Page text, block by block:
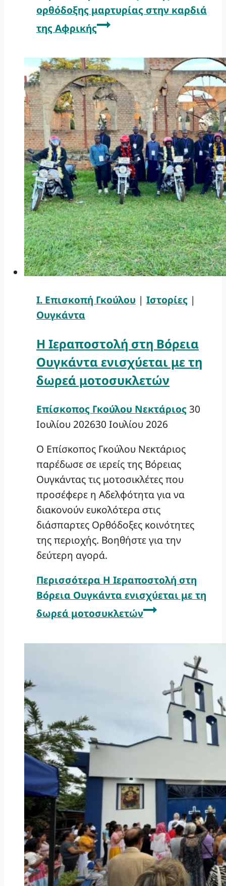
ορθόδοξης μαρτυρίας στην καρδιά
της Αφρικής
Ι. Επισκοπή Γκούλου | Ιστορίες |
Ουγκάντα
Η Ιεραποστολή στη Βόρεια
Ουγκάντα ενισχύεται με τη
δωρεά μοτοσυκλετών
Επίσκοπος Γκούλου Νεκτάριος 30
Ιουλίου 202630 Ιουλίου 2026
Ο Επίσκοπος Γκούλου Νεκτάριος
παρέδωσε σε ιερείς της Βόρειας
Ουγκάντας τις μοτοσικλέτες που
προσέφερε η Αδελφότητα για να
διακονούν ευκολότερα στις
διάσπαρτες Ορθόδοξες κοινότητες
της περιοχής. Βοηθήστε για την
δεύτερη αγορά.
Περισσότερα Η Ιεραποστολή στη
Βόρεια Ουγκάντα ενισχύεται με τη
δωρεά μοτοσυκλετών